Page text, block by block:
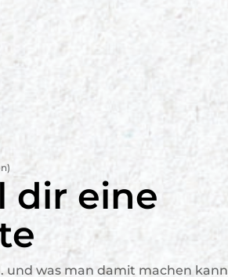
dir eine
und was man damit machen kann